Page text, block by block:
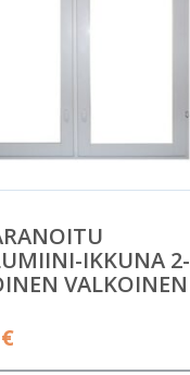
IKKUNA 2-
VALKOINEN
€